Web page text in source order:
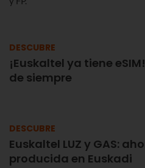
DESCUBRE
¡Euskaltel ya tiene
de siempre
DESCUBRE
Euskaltel LUZ y GAS:
producida en Euskadi